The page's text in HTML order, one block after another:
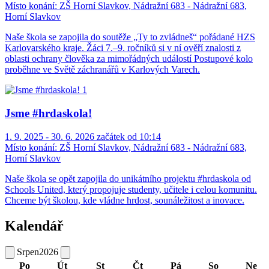
Místo konání: ZŠ Horní Slavkov, Nádražní 683 - Nádražní 683,
Horní Slavkov
Naše škola se zapojila do soutěže „Ty to zvládneš“ pořádané HZS
Karlovarského kraje. Žáci 7.–9. ročníků si v ní ověří znalosti z
oblasti ochrany člověka za mimořádných událostí Postupové kolo
proběhne ve Světě záchranářů v Karlových Varech.
Jsme #hrdaskola!
1. 9. 2025 - 30. 6. 2026 začátek od 10:14
Místo konání: ZŠ Horní Slavkov, Nádražní 683 - Nádražní 683,
Horní Slavkov
Naše škola se opět zapojila do unikátního projektu #hrdaskola od
Schools United, který propojuje studenty, učitele i celou komunitu.
Chceme být školou, kde vládne hrdost, sounáležitost a inovace.
Kalendář
Srpen2026
Po
Út St Čt Pá So
Ne